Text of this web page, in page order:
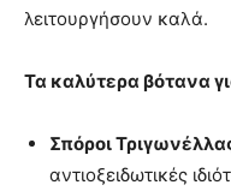
λειτουργήσουν καλά.
Τα καλύτερα βότανα
Σπόροι
αντιοξειδωτικές